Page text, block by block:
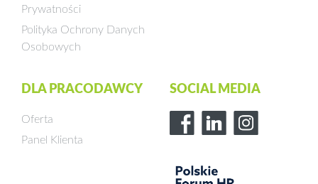
Prywatności
Polityka Ochrony Danych
Osobowych
DLA PRACODAWCY
Oferta
Panel Klienta
SOCIAL MEDIA